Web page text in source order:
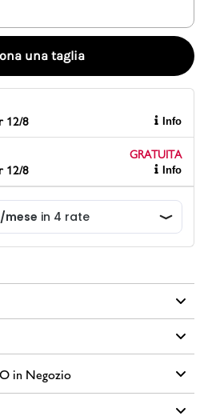
una taglia
12/8 Info
GRATUITA
12/8 Info
in gomma colore verde
DA € 30➡️ Consegna in
a € 30,00 la Spedizione ha un
in Negozio
hai
per effettuare il reso dei